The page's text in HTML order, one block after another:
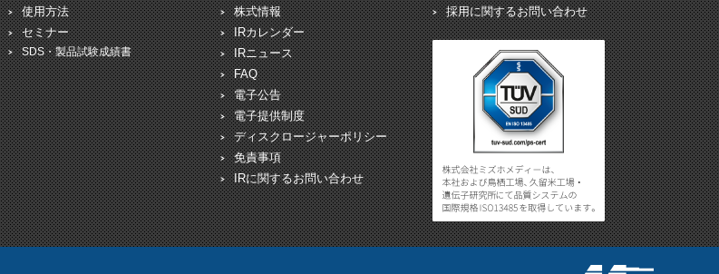
使用方法
セミナー
SDS・製品試験成績書
株式情報
IRカレンダー
IRニュース
FAQ
電子公告
電子提供制度
ディスクロージャーポリシー
免責事項
IRに関するお問い合わせ
採用に関するお問い合わせ